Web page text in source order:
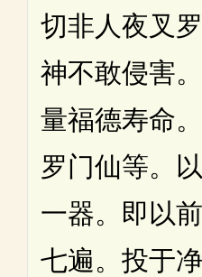
切非人夜叉
神不敢侵害
量福德寿命
罗门仙等。
一器。即以
七遍。投于